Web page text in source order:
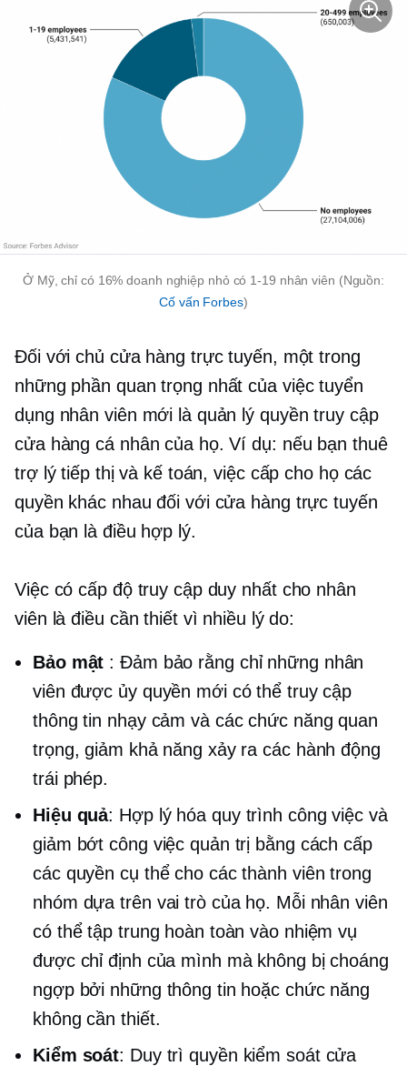
Ở Mỹ, chỉ có 16% doanh nghiệp nhỏ có 1-19 nhân viên (Nguồn:
Cố vấn Forbes)
Đối với chủ cửa hàng trực tuyến, một trong
những phần quan trọng nhất của việc tuyển
dụng nhân viên mới là quản lý quyền truy cập
cửa hàng cá nhân của họ. Ví dụ: nếu bạn thuê
trợ lý tiếp thị và kế toán, việc cấp cho họ các
quyền khác nhau đối với cửa hàng trực tuyến
của bạn là điều hợp lý.
Việc có cấp độ truy cập duy nhất cho nhân
viên là điều cần thiết vì nhiều lý do:
Bảo mật : Đảm bảo rằng chỉ những nhân
viên được ủy quyền mới có thể truy cập
thông tin nhạy cảm và các chức năng quan
trọng, giảm khả năng xảy ra các hành động
trái phép.
Hiệu quả: Hợp lý hóa quy trình công việc và
giảm bớt công việc quản trị bằng cách cấp
các quyền cụ thể cho các thành viên trong
nhóm dựa trên vai trò của họ. Mỗi nhân viên
có thể tập trung hoàn toàn vào nhiệm vụ
được chỉ định của mình mà không bị choáng
ngợp bởi những thông tin hoặc chức năng
không cần thiết.
Kiểm soát: Duy trì quyền kiểm soát cửa